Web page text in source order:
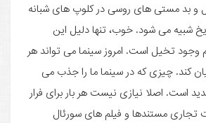
و بد مستی های روسی در کلوپ های شبانه
شبیه می شود. خوب، تنها دلیل این
وجود تخیل است. امروز سینما می تواند هر
کند. چیزی که در سینما ما را جذب می
است. اصلا نیازی نیست هر بار برای فرار
تجاری مستندها و فیلم های سورئال